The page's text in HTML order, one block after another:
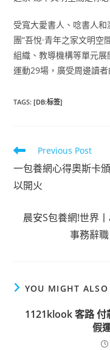
受寬大愛書人、唸書人
團“吾悅·青年之家文明
組織、教導機構等單元
運動29場，廣受周邊讀者
TAGS:[DB:标签]
Read
more
articles
Previous Post
一包養網心得奧斯卡
以開火
晨安S包養網!世界
事務辭
YOU MIGHT ALSO
1121klook 客路 付
假